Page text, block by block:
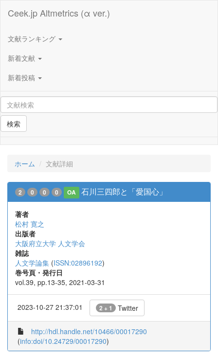
Ceek.jp Altmetrics (α ver.)
文献ランキング
新着文献
新着投稿
検索
ホーム 文献詳細
2 0 0 0 OA 石川三四郎と「愛国心」
著者
松村 寛之
出版者
大阪府立大学 人文学会
雑誌
人文学論集 (ISSN:02896192)
巻号頁・発行日
vol.39, pp.13-35, 2021-03-31
2023-10-27 21:37:01 2 + 1 Twitter
http://hdl.handle.net/10466/00017290
(info:doi/10.24729/00017290)